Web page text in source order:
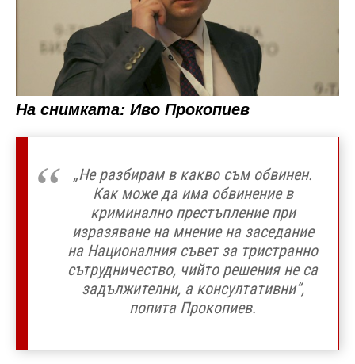
На снимката: Иво Прокопиев
„Не разбирам в какво съм обвинен.
Как може да има обвинение в
криминално престъпление при
изразяване на мнение на заседание
на Националния съвет за тристранно
сътрудничество, чийто решения не са
задължителни, а консултативни“,
попита Прокопиев.